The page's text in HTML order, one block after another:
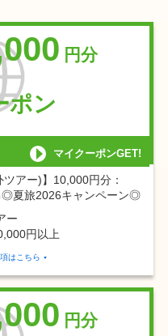
円分
ポン
マイクーポンGET!
ツアー)】10,000円分：
◎夏旅2026キャンペーン◎
ー
円以上
はこちら
円分